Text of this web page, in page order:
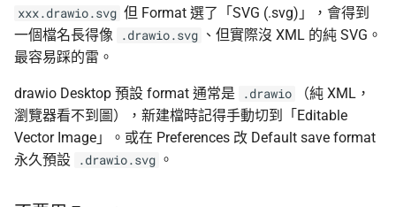
xxx.drawio.svg 但 Format 選了「SVG (.svg)」，會得到
一個檔名長得像
.drawio.svg 、但實際沒 XML 的純 SVG。
最容易踩的雷。
drawio Desktop 預設 format 通常是 .drawio
（純 XML，
瀏覽器看不到圖），新建檔時記得手動切到「Editable
Vector Image」。或在 Preferences 改 Default save format
永久預設
.drawio.svg 。